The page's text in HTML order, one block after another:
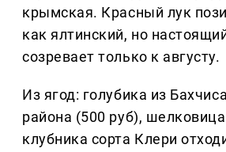
крымская. Красный лук
как ялтинский, но
созревает только к августу.
Из ягод: голубика из
района (500 руб),
клубника сорта Клери